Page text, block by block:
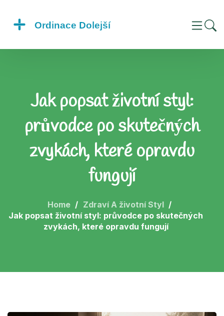
Jak popsat životní styl:
průvodce po skutečných
zvykách, které opravdu
fungují
Home
Zdraví A životní Styl
Jak popsat životní styl: průvodce po skutečných
zvykách, které opravdu fungují